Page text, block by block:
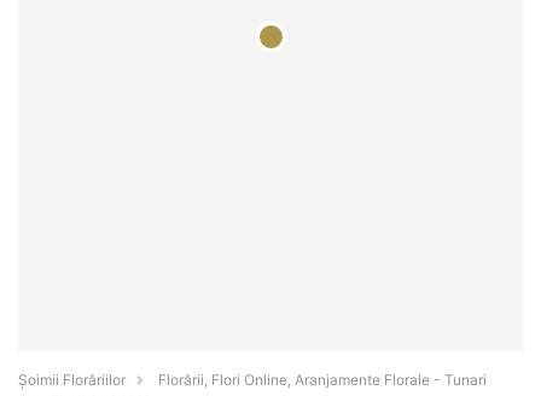
Șoimii Florăriilor
Florării, Flori Online, Aranjamente Florale - Tunari